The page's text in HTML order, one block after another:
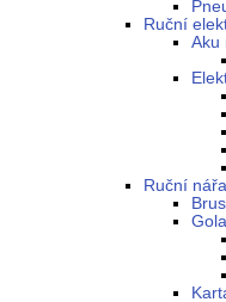
Ruční
Aku
Ruční